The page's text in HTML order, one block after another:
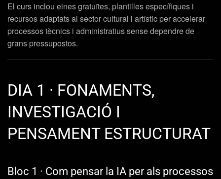
El curs inclou eines gratuïtes, plantilles específiques i
recursos adaptats al sector cultural i artístic per accelerar
processos tècnics i administratius sense dependre de
grans pressupostos.
DIA 1 · FONAMENTS,
INVESTIGACIÓ I
PENSAMENT ESTRUCTURAT
Bloc 1 · Com pensar la IA per als processos